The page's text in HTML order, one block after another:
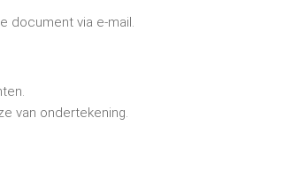
document via e-mail.
van ondertekening.